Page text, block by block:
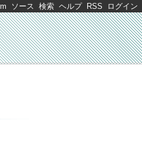
ソース 検索 ヘルプ RSS ログイン